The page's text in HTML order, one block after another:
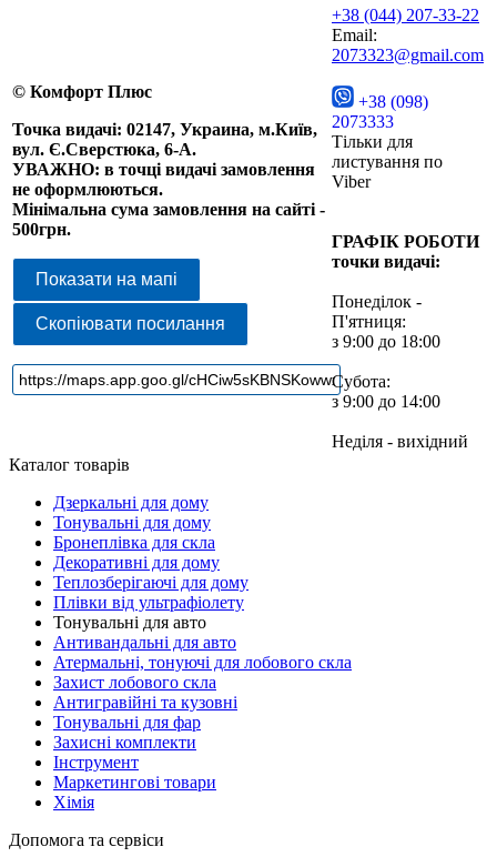
© Комфорт Плюс
Точка видачі: 02147, Украина, м.Київ,
вул. Є.Сверстюка, 6-А.
УВАЖНО: в точці видачі замовлення
не оформлюються.
Мінімальна сума замовлення на сайті -
500грн.
Показати на мапі
Скопіювати посилання
+38 (044) 207-33-22
Email:
2073323@gmail.com
+38 (098)
2073333
Тільки для
листування по
Viber
ГРАФІК РОБОТИ
точки видачі:
Понеділок -
П'ятниця:
з 9:00 до 18:00
Субота:
з 9:00 до 14:00
Неділя - вихідний
Каталог товарів
Дзеркальні для дому
Тонувальні для дому
Бронеплівка для скла
Декоративні для дому
Теплозберігаючі для дому
Плівки від ультрафіолету
Тонувальні для авто
Антивандальні для авто
Атермальні, тонуючі для лобового скла
Захист лобового скла
Антигравійні та кузовні
Тонувальні для фар
Захисні комплекти
Інструмент
Маркетингові товари
Хімія
Допомога та сервіси